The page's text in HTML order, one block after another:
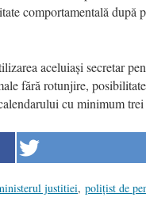
comportamentală după
aceluiași secretar
fără rotunjire,
cu minimum
justitiei, polițist de